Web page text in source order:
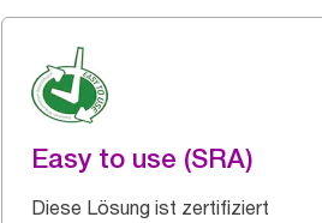
Easy to use (SRA)
Diese Lösung ist zertifiziert